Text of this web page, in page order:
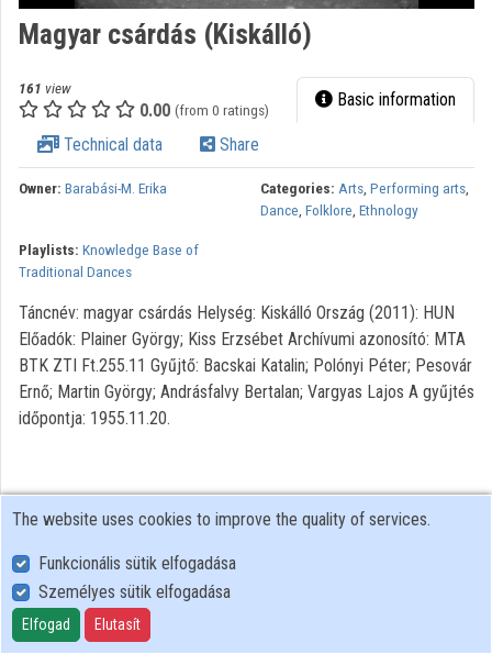
Categories
Organization playlists
Contributors
Magyar csárdás (Kiskálló)
161 view
0.00 (from 0 ratings) Basic information
Technical data Share
Owner: Barabási-M. Erika Categories: Arts, Performing arts,
Dance, Folklore, Ethnology
Playlists: Knowledge Base of
Traditional Dances
Táncnév: magyar csárdás Helység: Kiskálló Ország (2011): HUN
Előadók: Plainer György; Kiss Erzsébet Archívumi azonosító: MTA
BTK ZTI Ft.255.11 Gyűjtő: Bacskai Katalin; Polónyi Péter; Pesovár
Ernő; Martin György; Andrásfalvy Bertalan; Vargyas Lajos A gyűjtés
időpontja: 1955.11.20.
User Policy
Adatkezelési tájékoztató (en)
Cookie Policy
The website uses cookies to improve the quality of services.
Funkcionális sütik elfogadása
Személyes sütik elfogadása
Elfogad Elutasít